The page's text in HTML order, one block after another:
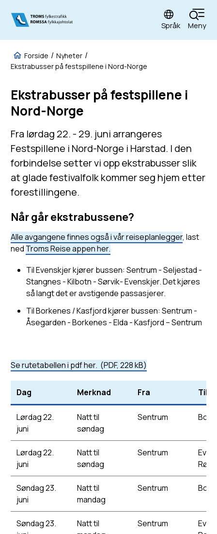
Språk Meny
Du er her:
Forside
Nyheter
Ekstrabusser på festspillene i Nord-Norge
Ekstrabusser på festspillene i
Nord-Norge
Fra lørdag 22. - 29. juni arrangeres
Festspillene i Nord-Norge i Harstad. I den
forbindelse setter vi opp ekstrabusser slik
at glade festivalfolk kommer seg hjem etter
forestillingene.
Når går ekstrabussene?
Alle avgangene finnes også i vår reiseplanlegger, last
ned Troms Reise appen her.
Til Evenskjer kjører bussen: Sentrum - Seljestad -
Stangnes - Kilbotn - Sørvik- Evenskjer. Det kjøres
så langt det er avstigende passasjerer.
Til Borkenes / Kasfjord kjører bussen: Sentrum -
Åsegarden - Borkenes - Elda - Kasfjord – Sentrum
Se rutetabellen i pdf her. (PDF, 228 kB)
Dag Merknad Fra Til
Lørdag 22.
juni
Natt til
søndag
Sentrum
Lørdag 22.
juni
Natt til
søndag
Sentrum
Søndag 23.
juni
Natt til
mandag
Sentrum
Søndag 23.
Natt til
Sentrum